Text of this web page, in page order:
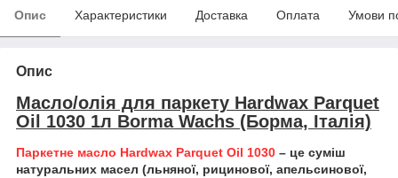
Опис Характеристики Доставка Оплата Умови
Опис
Масло/олія для паркету Hardwax Parquet
Oil 1030 1л Borma Wachs (Борма, Італія)
Паркетне масло Нardwax Parquet Oil 1030 – це суміш
натуральних масел (льняної, рицинової, апельсинової,